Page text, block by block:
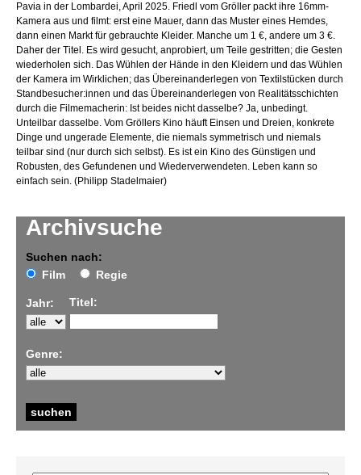
Archivsuche
Suchen nach:
Film
Regie
Jahr: Titel:
Genre:
Pavia in der Lombardei, April 2025. Friedl vom Gröller packt ihre 16mm-
Kamera aus und filmt: erst eine Mauer, dann das Muster eines Hemdes,
dann einen Markt für gebrauchte Kleider. Manche um 1 €, andere um 3 €.
Daher der Titel. Es wird gesucht, anprobiert, um Teile gestritten; die Gesten
wiederholen sich. Das Wühlen der Hände in den Kleidern und das Wühlen
der Kamera im Wirklichen; das Übereinanderlegen von Textilstücken durch
Standbesucher:innen und das Übereinanderlegen von Realitätsschichten
durch die Filmemacherin: Ist beides nicht dasselbe? Ja, unbedingt.
Unteilbar dasselbe. Vom Gröllers Kino häuft Einsen und Dreien, konkrete
Dinge und ungerade Elemente, die niemals symmetrisch und niemals
teilbar sind (nur durch sich selbst). Es ist ein Kino des Günstigen und
Robusten, des Gefundenen und Wiederverwendeten. Leben kann so
einfach sein. (Philipp Stadelmaier)